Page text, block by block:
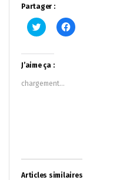
Partager :
Cliquez
pour
Twitter(ouvre
dans
une
nouvelle
fenêtre)
Cliquez
pour
J’aime ça :
chargement…
Articles similaires